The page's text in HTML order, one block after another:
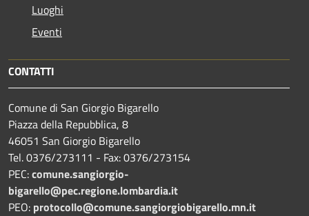
Luoghi
Eventi
CONTATTI
Comune di San Giorgio Bigarello
Piazza della Repubblica, 8
46051 San Giorgio Bigarello
Tel. 0376/273111 - Fax: 0376/273154
PEC:comune.sangiorgio-
bigarello@pec.regione.lombardia.it
PEO: protocollo@comune.sangiorgiobigarello.mn.it